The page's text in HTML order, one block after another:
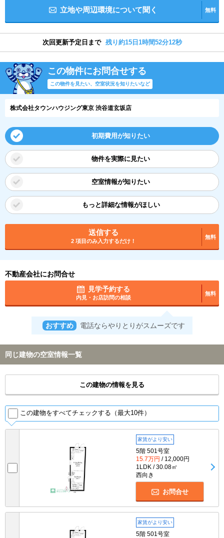
立地や周辺環境について聞く 無料
次回更新予定日まで 残り約15日1時間52分11秒
この物件にお問合せする
この物件を見たい、空室状況を知りたいなど
株式会社タウンハウジング東京 渋谷道玄坂店
初期費用が知りたい
物件を実際に見たい
空室情報が知りたい
もっと詳細な情報がほしい
送信する
2 項目のみ入力するだけ！
無料
不動産会社にお問合せ
見学予約する
内見・お店訪問の相談
無料
おすすめ 電話ならやりとりがスムーズです
同じ建物の空室情報一覧
この建物の情報を見る
この建物をすべてチェックする（最大10件）
家賃がより安い
5階 501号室
15.7万円 / 12,000円
1LDK / 30.08㎡
西向き
お問合せ
家賃がより安い
5階 501号室